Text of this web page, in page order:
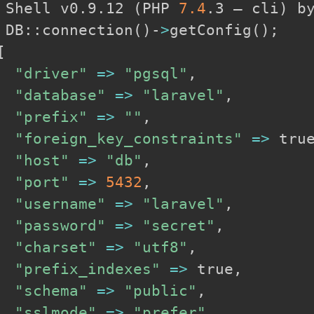
の
Shell v0.9.12
( PHP 7.4 .3 — cli)
DB::connection ( ) - >getConfig ( ) ;
[
"driver"
=> "pgsql" ,
"database"
=> "laravel" ,
"prefix"
=> "" ,
"foreign_key_constraints"
=>
"host"
=> "db" ,
"port"
=> 5432 ,
"username"
=> "laravel" ,
"password"
=> "secret" ,
"charset"
=> "utf8" ,
"prefix_indexes"
=> true,
"schema"
=> "public" ,